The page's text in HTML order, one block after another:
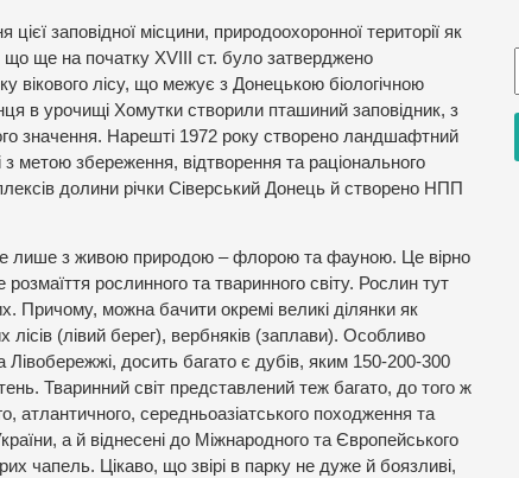
заповідної місцини, природоохоронної території як
що ще на початку XVIII ст. було затверджено
вікового лісу, що межує з Донецькою біологічною
в урочищі Хомутки створили пташиний заповідник, з
значення. Нарешті 1972 року створено ландшафтний
метою збереження, відтворення та раціонального
долини річки Сіверський Донець й створено НПП
лише з живою природою – флорою та фауною. Це вірно
рослинного та тваринного світу. Рослин тут
Причому, можна бачити окремі великі ділянки як
лісів (лівий берег), вербняків (заплави). Особливо
досить багато є дубів, яким 150-200-300
Тваринний світ представлений теж багато, до того ж
атлантичного, середньоазіатського походження та
а й віднесені до Міжнародного та Європейського
чапель. Цікаво, що звірі в парку не дуже й боязливі,